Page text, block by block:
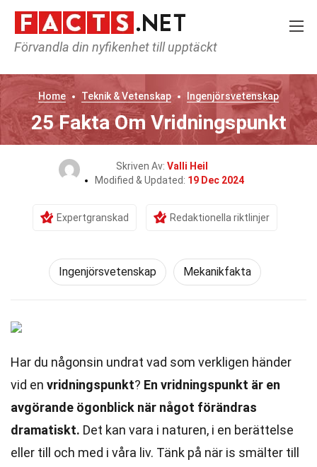
Förvandla din nyfikenhet till upptäckt
Home Teknik & Vetenskap Ingenjörsvetenskap
25 Fakta Om Vridningspunkt
Skriven Av: Valli Heil
Modified & Updated: 19 Dec 2024
Expertgranskad Redaktionella riktlinjer
Ingenjörsvetenskap Mekanikfakta
Har du någonsin undrat vad som verkligen händer
vid en vridningspunkt? En vridningspunkt är en
avgörande ögonblick när något förändras
dramatiskt. Det kan vara i naturen, i en berättelse
eller till och med i våra liv. Tänk på när is smälter till